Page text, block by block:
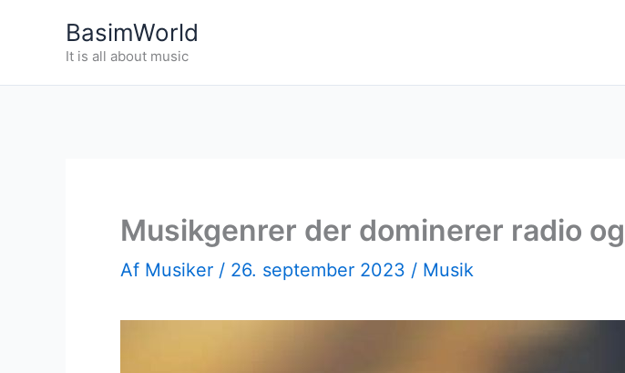
BasimWorld
It is all about music
Musikgenrer der dominerer radio
Af Musiker / 26. september 2023 / Musik